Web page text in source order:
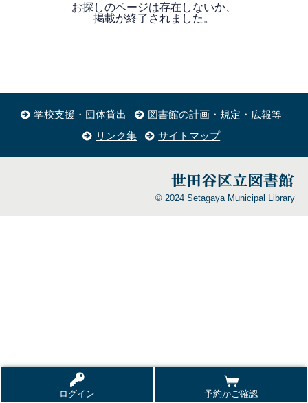
ログイン 予約かご確認
お探しのページは存在しないか、
掲載が終了されました。
学校支援・団体貸出
図書館の計画・規定・広報等
リンク集
サイトマップ
© 2024 Setagaya Municipal Library